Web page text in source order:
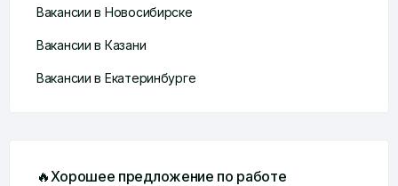
Вакансии в Новосибирске
Вакансии в Казани
Вакансии в Екатеринбурге
🔥Хорошее предложение по работе